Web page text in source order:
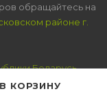
В КОРЗИНУ
обращайтесь на
районе г.